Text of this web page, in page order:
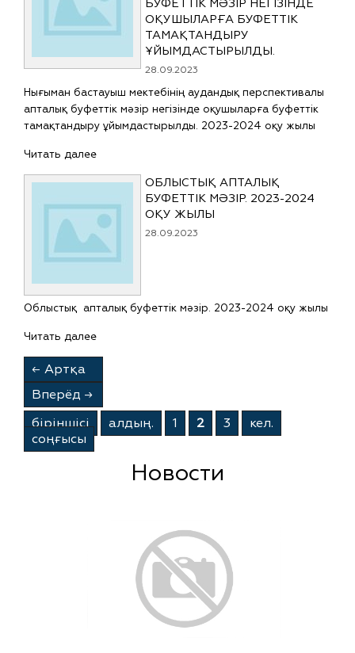
БУФЕТТІК МӘЗІР НЕГІЗІНДЕ
ОҚУШЫЛАРҒА БУФЕТТІК
ТАМАҚТАНДЫРУ
ҰЙЫМДАСТЫРЫЛДЫ.
28.09.2023
Нығыман бастауыш мектебінің аудандық перспективалы
апталық буфеттік мәзір негізінде оқушыларға буфеттік
тамақтандыру ұйымдастырылды. 2023-2024 оқу жылы
Читать далее
ОБЛЫСТЫҚ АПТАЛЫҚ
БУФЕТТІК МӘЗІР. 2023-2024
ОҚУ ЖЫЛЫ
28.09.2023
Облыстық апталық буфеттік мәзір. 2023-2024 оқу жылы
Читать далее
← Артқа
Вперёд →
бiрiншiсi
алдың. 1 2 3
кел.
соңғысы
Новости